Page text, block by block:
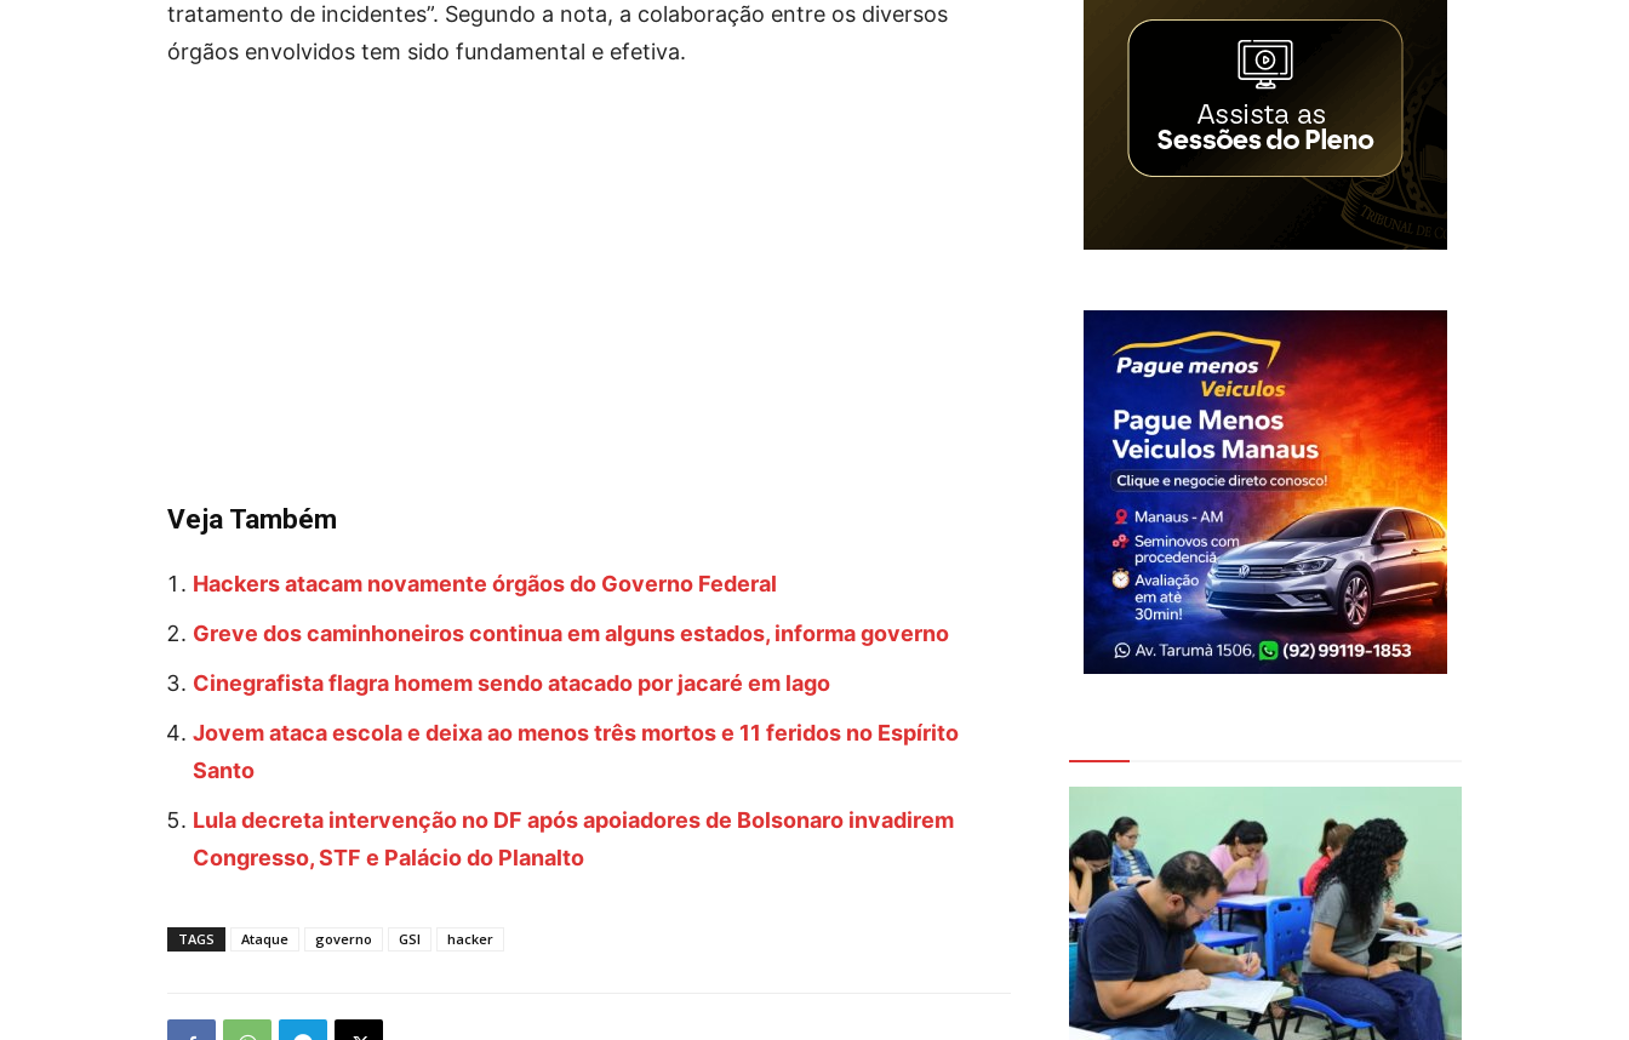
tratamento de incidentes”. Segundo a nota, a colaboração entre os diversos
órgãos envolvidos tem sido fundamental e efetiva.
Veja Também
Hackers atacam novamente órgãos do Governo Federal
Greve dos caminhoneiros continua em alguns estados, informa governo
Cinegrafista flagra homem sendo atacado por jacaré em lago
Jovem ataca escola e deixa ao menos três mortos e 11 feridos no Espírito
Santo
Lula decreta intervenção no DF após apoiadores de Bolsonaro invadirem
Congresso, STF e Palácio do Planalto
TAGS Ataque governo GSI hacker